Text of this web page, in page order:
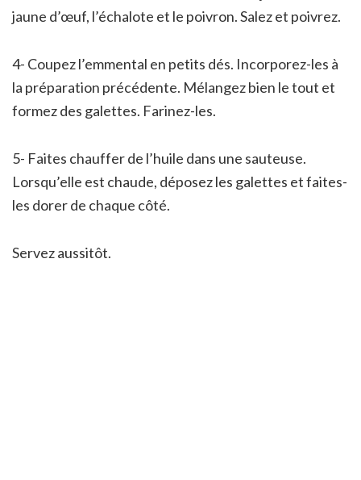
jaune d’œuf, l’échalote et le poivron. Salez et poivrez.
4- Coupez l’emmental en petits dés. Incorporez-les à
la préparation précédente. Mélangez bien le tout et
formez des galettes. Farinez-les.
5- Faites chauffer de l’huile dans une sauteuse.
Lorsqu’elle est chaude, déposez les galettes et faites-
les dorer de chaque côté.
Servez aussitôt.